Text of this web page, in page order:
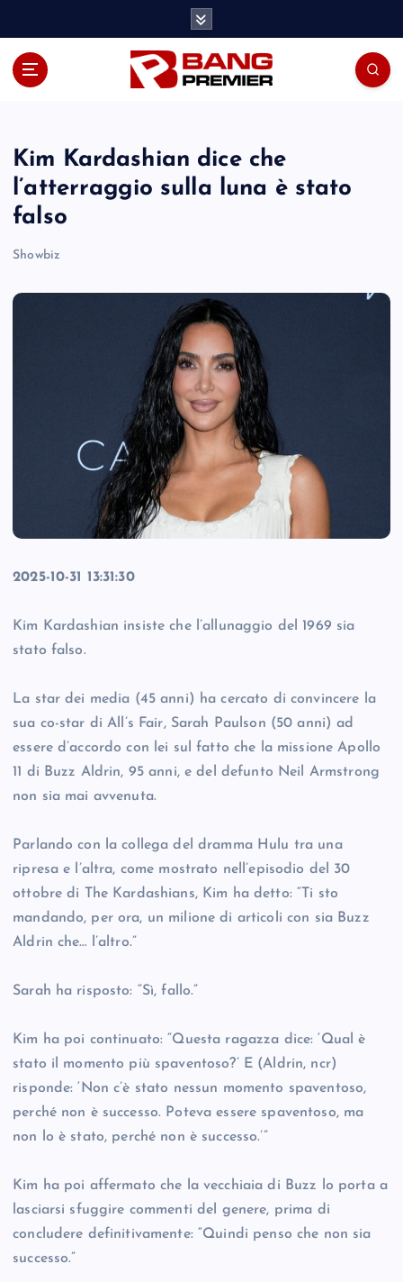
Kim Kardashian dice che
l’atterraggio sulla luna è stato
falso
Showbiz
2025-10-31 13:31:30
Kim Kardashian insiste che l’allunaggio del 1969 sia
stato falso.
La star dei media (45 anni) ha cercato di convincere la
sua co-star di All’s Fair, Sarah Paulson (50 anni) ad
essere d’accordo con lei sul fatto che la missione Apollo
11 di Buzz Aldrin, 95 anni, e del defunto Neil Armstrong
non sia mai avvenuta.
Parlando con la collega del dramma Hulu tra una
ripresa e l’altra, come mostrato nell’episodio del 30
ottobre di The Kardashians, Kim ha detto: “Ti sto
mandando, per ora, un milione di articoli con sia Buzz
Aldrin che… l’altro.”
Sarah ha risposto: “Sì, fallo.”
Kim ha poi continuato: “Questa ragazza dice: ‘Qual è
stato il momento più spaventoso?’ E (Aldrin, ncr)
risponde: ‘Non c’è stato nessun momento spaventoso,
perché non è successo. Poteva essere spaventoso, ma
non lo è stato, perché non è successo.’”
Kim ha poi affermato che la vecchiaia di Buzz lo porta a
lasciarsi sfuggire commenti del genere, prima di
concludere definitivamente: “Quindi penso che non sia
successo.”